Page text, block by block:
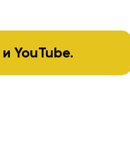
иYouTube.